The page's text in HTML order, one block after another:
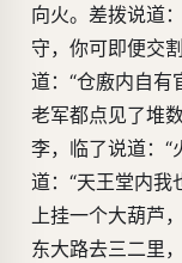
向火。差拨说道
守，你可即便交
道：“仓廒内自有
老军都点见了堆
李，临了说道：“
道：“天王堂内我
上挂一个大葫芦
东大路去三二里